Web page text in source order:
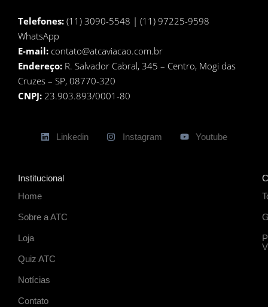
Telefones: (11) 3090-5548 | (11) 97225-9598
WhatsApp
E-mail: contato@atcaviacao.com.br
Endereço: R. Salvador Cabral, 345 – Centro, Mogi das
Cruzes – SP, 08770-320
CNPJ: 23.903.893/0001-80
Linkedin Instagram Youtube
Institucional
Home
Sobre a ATC
Loja
Quiz ATC
Notícias
Contato